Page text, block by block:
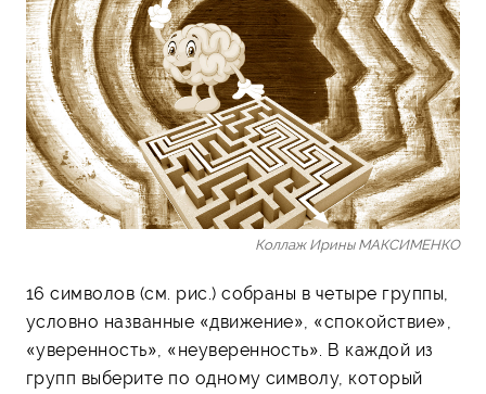
Коллаж Ирины МАКСИМЕНКО
16 символов (см. рис.) собраны в четыре группы,
условно названные «движение», «спокойствие»,
«уверенность», «неуверенность». В каждой из
групп выберите по одному символу, который